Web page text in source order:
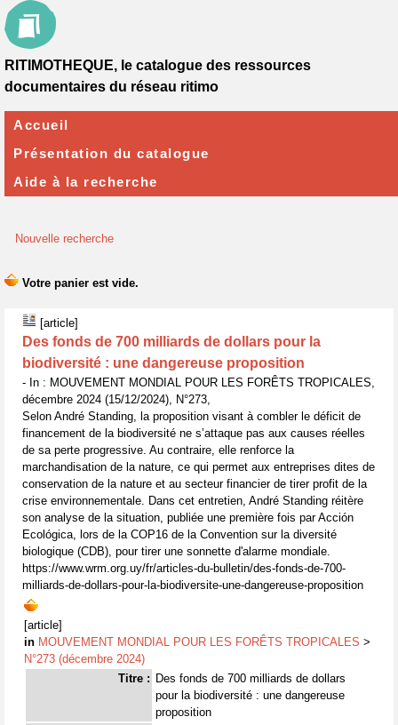
Nouvelle recherche
[article]
Des fonds de 700 milliards de dollars pour la
biodiversité : une dangereuse proposition
- In : MOUVEMENT MONDIAL POUR LES FORÊTS TROPICALES,
décembre 2024 (15/12/2024), N°273,
Selon André Standing, la proposition visant à combler le déficit de
financement de la biodiversité ne s’attaque pas aux causes réelles
de sa perte progressive. Au contraire, elle renforce la
marchandisation de la nature, ce qui permet aux entreprises dites de
conservation de la nature et au secteur financier de tirer profit de la
crise environnementale. Dans cet entretien, André Standing réitère
son analyse de la situation, publiée une première fois par Acción
Ecológica, lors de la COP16 de la Convention sur la diversité
biologique (CDB), pour tirer une sonnette d'alarme mondiale.
https://www.wrm.org.uy/fr/articles-du-bulletin/des-fonds-de-700-
milliards-de-dollars-pour-la-biodiversite-une-dangereuse-proposition
[article]
in MOUVEMENT MONDIAL POUR LES FORÊTS TROPICALES >
N°273 (décembre 2024)
Titre : Des fonds de 700 milliards de dollars
pour la biodiversité : une dangereuse
proposition
RITIMOTHEQUE, le catalogue des ressources
documentaires du réseau ritimo
Accueil
Présentation du catalogue
Aide à la recherche